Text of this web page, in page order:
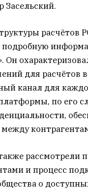
Засельский.
для расчётов
канал для
по его
и процесс
о